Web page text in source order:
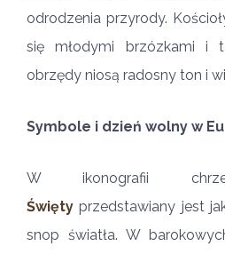
odrodzenia przyrody.
się młodymi brzózkami i
obrzędy niosą radosny ton i
Symbole i dzień wolny w
W ikonografii
Święty przedstawiany jest
snop światła. W